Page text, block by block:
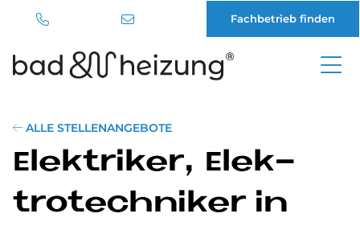
Inhalt
Fachbetrieb finden
ALLE STELLENANGEBOTE
Elek­tri­ker, Elek­
tro­tech­ni­ker in